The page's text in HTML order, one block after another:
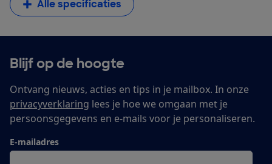
Alle specificaties
Blijf op de hoogte
Ontvang nieuws, acties en tips in je mailbox. In onze
privacyverklaring lees je hoe we omgaan met je
persoonsgegevens en e-mails voor je personaliseren.
E-mailadres